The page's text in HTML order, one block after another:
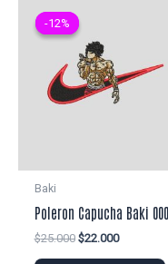
-12%
-12%
Baki
Poleron Capucha Baki
$25.000 El
$22.000El